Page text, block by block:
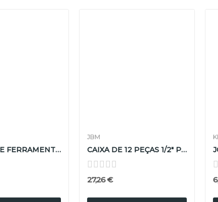
ESTOJO DE FERRAMENTAS ISOLADAS 20 PEÇAS DE 3/8"
JBM
CAIXA DE 12 PEÇAS 1/2" PONTA DE TORX
27,26 €